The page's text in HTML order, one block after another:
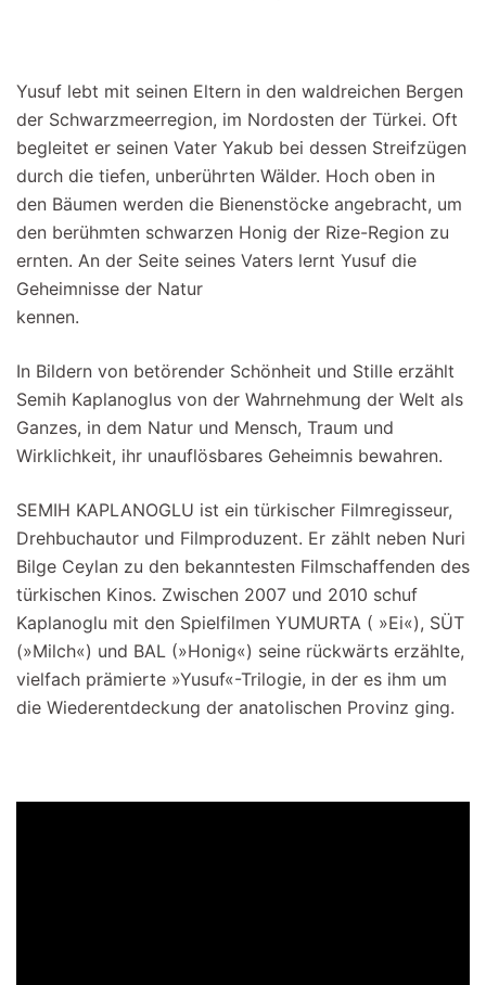
Yusuf lebt mit seinen Eltern in den waldreichen Bergen
der Schwarzmeerregion, im Nordosten der Türkei. Oft
begleitet er seinen Vater Yakub bei dessen Streifzügen
durch die tiefen, unberührten Wälder. Hoch oben in
den Bäumen werden die Bienenstöcke angebracht, um
den berühmten schwarzen Honig der Rize-Region zu
ernten. An der Seite seines Vaters lernt Yusuf die
Geheimnisse der Natur
kennen.
In Bildern von betörender Schönheit und Stille erzählt
Semih Kaplanoglus von der Wahrnehmung der Welt als
Ganzes, in dem Natur und Mensch, Traum und
Wirklichkeit, ihr unauflösbares Geheimnis bewahren.
SEMIH KAPLANOGLU ist ein türkischer Filmregisseur,
Drehbuchautor und Filmproduzent. Er zählt neben Nuri
Bilge Ceylan zu den bekanntesten Filmschaffenden des
türkischen Kinos. Zwischen 2007 und 2010 schuf
Kaplanoglu mit den Spielfilmen YUMURTA ( »Ei«), SÜT
(»Milch«) und BAL (»Honig«) seine rückwärts erzählte,
vielfach prämierte »Yusuf«-Trilogie, in der es ihm um
die Wiederentdeckung der anatolischen Provinz ging.